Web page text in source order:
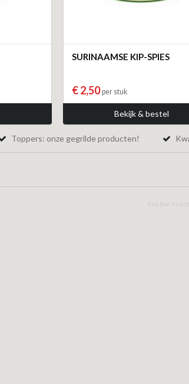
SURINAAMSE KIP-SPIES
€ 2,50per stuk
Bekijk & bestel
Toppers: onze gegrilde producten!